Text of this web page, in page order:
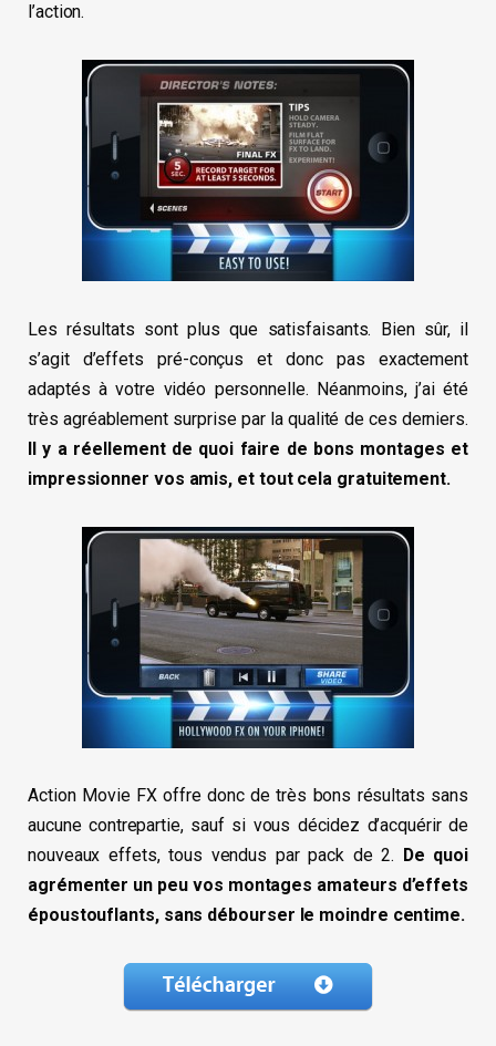
l’action.
Les résultats sont plus que satisfaisants. Bien sûr, il
s’agit d’effets pré-conçus et donc pas exactement
adaptés à votre vidéo personnelle. Néanmoins, j’ai été
très agréablement surprise par la qualité de ces derniers.
Il y a réellement de quoi faire de bons montages et
impressionner vos amis, et tout cela gratuitement.
Action Movie FX offre donc de très bons résultats sans
aucune contrepartie, sauf si vous décidez d’acquérir de
nouveaux effets, tous vendus par pack de 2.
De quoi
agrémenter un peu vos montages amateurs d’effets
époustouflants, sans débourser le moindre centime.